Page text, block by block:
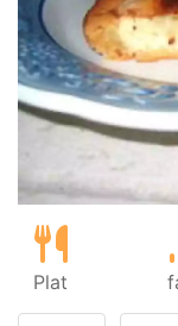
Plat